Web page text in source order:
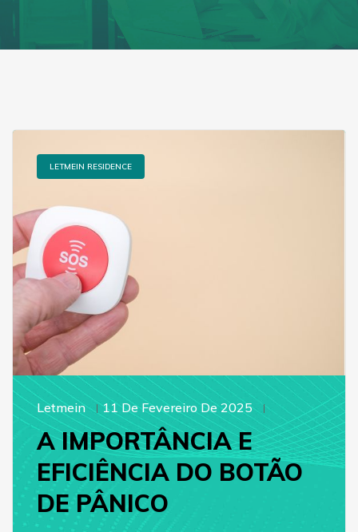
LETMEIN RESIDENCE
Letmein 11 De Fevereiro De 2025
A IMPORTÂNCIA E
EFICIÊNCIA DO BOTÃO
DE PÂNICO